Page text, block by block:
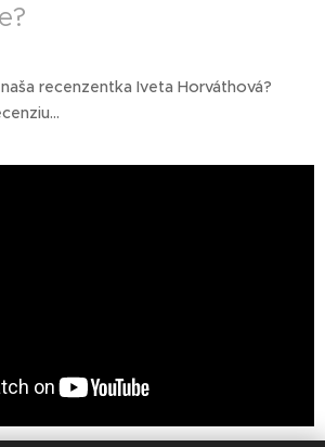
recenzentka Iveta Horváthová?